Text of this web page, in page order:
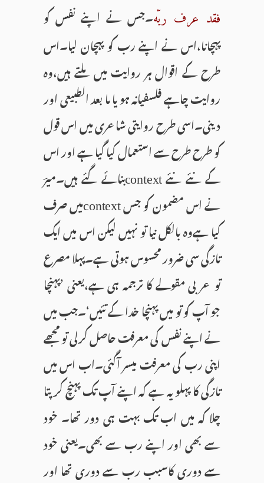
فقد عرف ربّه۔جس نے اپنے نفس کو
پہچانا،اس نے اپنے رب کو پہچان لیا۔اس
طرح کے اقوال ہر روایت میں ملتے ہیں،وہ
روایت چاہے فلسفیانہ ہو یا ما بعد الطبیعی اور
دینی۔اسی طرح روایتی شاعری میں اس قول
کو طرح طرح سے استعمال کیا گیا ہے اور اس
کے نئے نئے contextبنائے گئے ہیں۔میرؔ
نے اس مضمون کو جسcontextمیں صرف
کیا ہےوہ بالکل نیا تو نہیں لیکن اس میں ایک
تازگی سی ضرور محسوس ہوتی ہے۔پہلا مصرع
تو عربی مقولے کا ترجمہ ہی ہے،یعنی ’پہنچا
جو آپ کو تو میں پہنچا خدا کے تئیں‘۔جب میں
نے اپنے نفس کی معرفت حاصل کرلی تو مجھے
اپنی رب کی معرفت میسر آگئی۔اب اس میں
تازگی کا پہلو یہ ہے کہ اپنے آپ تک پہنچ کر پتا
چلا کہ میں اب تک بہت ہی دور تھا۔ خود
سے بھی اور اپنے رب سے بھی۔یعنی خود
سے دوری کاسبب رب سے دوری تھا اور